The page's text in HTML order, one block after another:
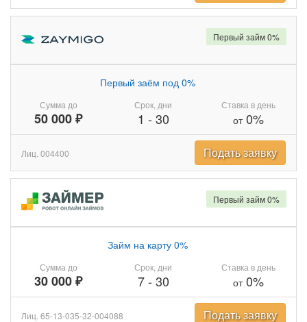
Сумма до
50 000 ₽
Первый заём под 0%
Срок, дни
1 - 30
Ставка в день
от0%
Первый займ 0%
Лиц. 004400 Подать заявку
Сумма до
30 000 ₽
Займ на карту 0%
Срок, дни
7- 30
Ставка в день
от0%
Первый займ 0%
Лиц. 65-13-035-32-004088 Подать заявку